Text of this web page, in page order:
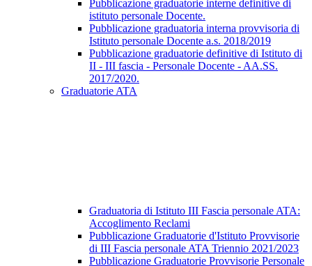
Pubblicazione graduatorie interne definitive di
istituto personale Docente.
Pubblicazione graduatoria interna provvisoria di
Istituto personale Docente a.s. 2018/2019
Pubblicazione graduatorie definitive di Istituto di
II - III fascia - Personale Docente - AA.SS.
2017/2020.
Graduatorie ATA
Graduatoria di Istituto III Fascia personale ATA:
Accoglimento Reclami
Pubblicazione Graduatorie d'Istituto Provvisorie
di III Fascia personale ATA Triennio 2021/2023
Pubblicazione Graduatorie Provvisorie Personale